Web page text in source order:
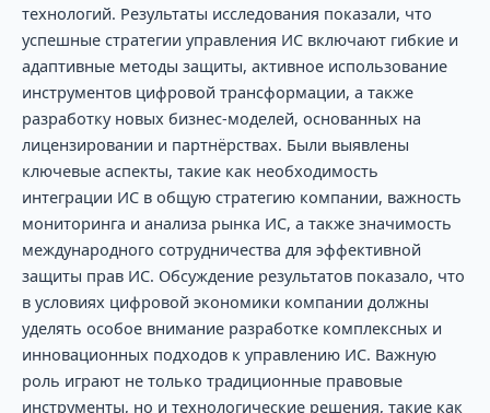
технологий. Результаты исследования показали, что
успешные стратегии управления ИС включают гибкие и
адаптивные методы защиты, активное использование
инструментов цифровой трансформации, а также
разработку новых бизнес-моделей, основанных на
лицензировании и партнёрствах. Были выявлены
ключевые аспекты, такие как необходимость
интеграции ИС в общую стратегию компании, важность
мониторинга и анализа рынка ИС, а также значимость
международного сотрудничества для эффективной
защиты прав ИС. Обсуждение результатов показало, что
в условиях цифровой экономики компании должны
уделять особое внимание разработке комплексных и
инновационных подходов к управлению ИС. Важную
роль играют не только традиционные правовые
инструменты, но и технологические решения, такие как